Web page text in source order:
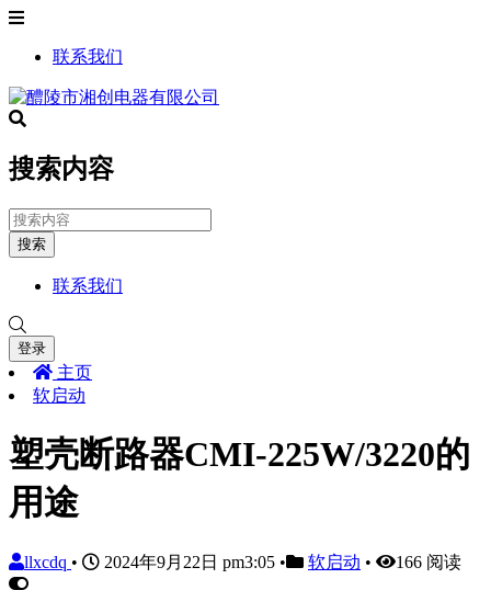
联系我们
搜索内容
搜索
联系我们
登录
主页
软启动
塑壳断路器CMI-225W/3220的
用途
llxcdq • 2024年9月22日 pm3:05 • 软启动 • 166 阅读